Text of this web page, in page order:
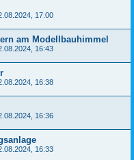
17:00
am Modellbauhimmel
16:43
16:38
16:36
16:33